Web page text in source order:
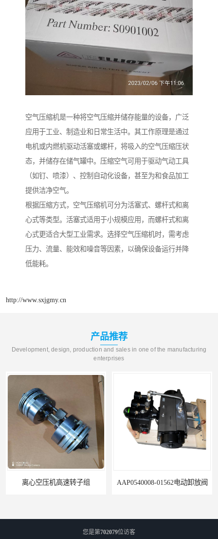
空气压缩机是一种将空气压缩并储存能量的设备，广泛
应用于工业、制造业和日常生活中。其工作原理是通过
电机或内燃机驱动活塞或螺杆，将吸入的空气压缩压状
态，并储存在储气罐中。压缩空气可用于驱动气动工具
（如钉、喷漆）、控制自动化设备，甚至为和食品加工
提供洁净空气。
根据压缩方式，空气压缩机可分为活塞式、螺杆式和离
心式等类型。活塞式适用于小规模应用，而螺杆式和离
心式更适合大型工业需求。选择空气压缩机时，需考虑
压力、流量、能效和噪音等因素，以确保设备运行并降
低能耗。
http://www.sxjgmy.cn
产品推荐
Development, design, production and sales in one of the manufacturing
enterprises
离心空压机高速转子组 AAP0540008-01562电动卸放阀
您是第702079位访客